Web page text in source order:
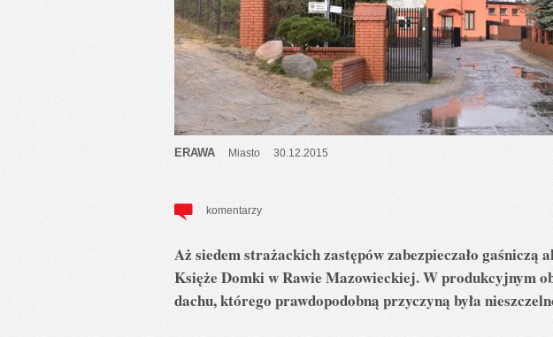
ERAWA Miasto 30.12.2015
komentarzy
Aż siedem strażackich zastępów zabezpieczało
Księże Domki w Rawie Mazowieckiej. W produkcyjnym
dachu, którego prawdopodobną przyczyną była